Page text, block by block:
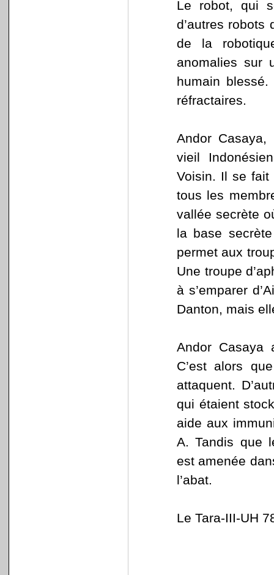
Le robot, qui
d’autres
de la
anomalies sur
humain
réfractaires.
Andor
vieil
Voisin. Il se fait
tous les
vallée secrète
la base
permet aux
Une troupe
à s’emparer
Danton, mais
Andor Casaya
C’est alors
attaquent.
qui étaient
aide aux
A. Tandis que
est amenée
l’abat.
Le Tara-III-UH